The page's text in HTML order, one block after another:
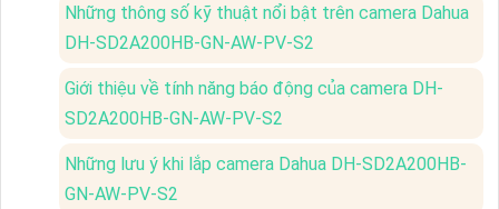
Những thông số kỹ thuật nổi bật trên camera Dahua
DH-SD2A200HB-GN-AW-PV-S2
Giới thiệu về tính năng báo động của camera DH-
SD2A200HB-GN-AW-PV-S2
Những lưu ý khi lắp camera Dahua DH-SD2A200HB-
GN-AW-PV-S2